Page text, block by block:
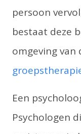
persoon
bestaat deze
omgeving
Een
Psychologen